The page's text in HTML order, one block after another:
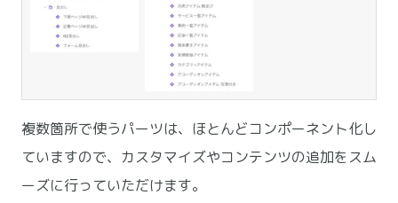
複数箇所で使うパーツは、ほとんどコンポーネント化し
ていますので、カスタマイズやコンテンツの追加をスム
ーズに行っていただけます。